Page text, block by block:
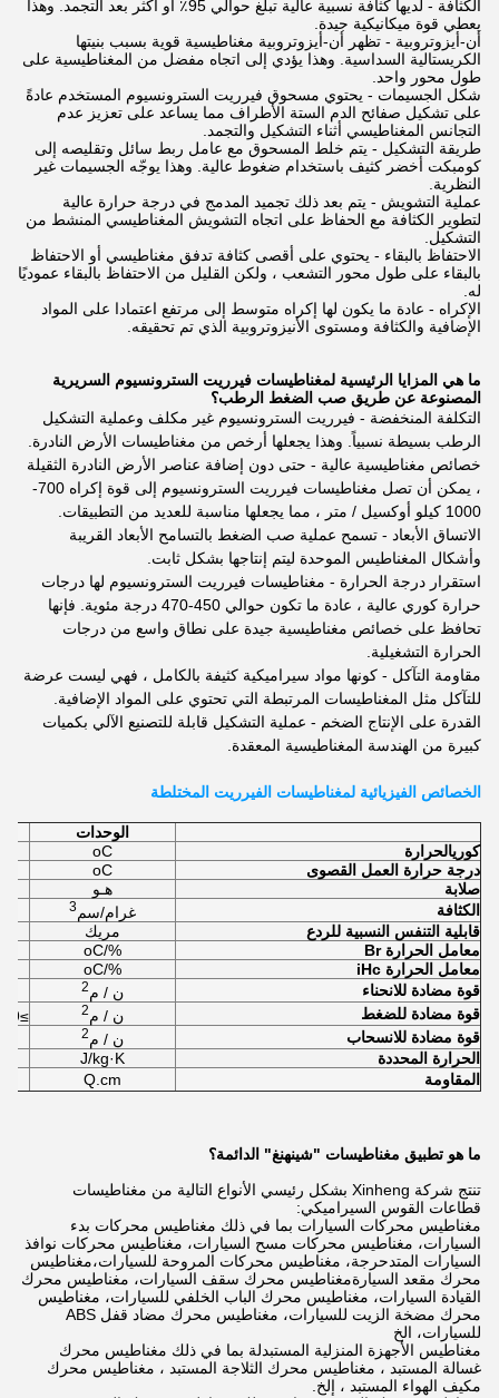
الكثافة - لديها كثافة نسبية عالية تبلغ حوالي 95٪ أو أكثر بعد التجمد. وهذا
يعطي قوة ميكانيكية جيدة.
أن-أيزوتروبية - تظهر أن-أيزوتروبية مغناطيسية قوية بسبب بنيتها
الكريستالية السداسية. وهذا يؤدي إلى اتجاه مفضل من المغناطيسية على
طول محور واحد.
شكل الجسيمات - يحتوي مسحوق فيرريت السترونسيوم المستخدم عادةً
على تشكيل صفائح الدم الستة الأطراف مما يساعد على تعزيز عدم
التجانس المغناطيسي أثناء التشكيل والتجمد.
طريقة التشكيل - يتم خلط المسحوق مع عامل ربط سائل وتقليصه إلى
كومبكت أخضر كثيف باستخدام ضغوط عالية. وهذا يوجّه الجسيمات غير
النظرية.
عملية التشويش - يتم بعد ذلك تجميد المدمج في درجة حرارة عالية
لتطوير الكثافة مع الحفاظ على اتجاه التشويش المغناطيسي المنشط من
التشكيل.
الاحتفاظ بالبقاء - يحتوي على أقصى كثافة تدفق مغناطيسي أو الاحتفاظ
بالبقاء على طول محور التشعب ، ولكن القليل من الاحتفاظ بالبقاء عموديًا
له.
الإكراه - عادة ما يكون لها إكراه متوسط إلى مرتفع اعتمادا على المواد
الإضافية والكثافة ومستوى الأنيزوتروبية الذي تم تحقيقه.
ما هي المزايا الرئيسية لمغناطيسات فيرريت السترونسيوم السريرية
المصنوعة عن طريق صب الضغط الرطب؟
التكلفة المنخفضة - فيرريت السترونسيوم غير مكلف وعملية التشكيل
الرطب بسيطة نسبياً. وهذا يجعلها أرخص من مغناطيسات الأرض النادرة.
خصائص مغناطيسية عالية - حتى دون إضافة عناصر الأرض النادرة الثقيلة
، يمكن أن تصل مغناطيسات فيرريت السترونسيوم إلى قوة إكراه 700-
1000 كيلو أوكسيل / متر ، مما يجعلها مناسبة للعديد من التطبيقات.
الاتساق الأبعاد - تسمح عملية صب الضغط بالتسامح الأبعاد القريبة
وأشكال المغناطيس الموحدة ليتم إنتاجها بشكل ثابت.
استقرار درجة الحرارة - مغناطيسات فيرريت السترونسيوم لها درجات
حرارة كوري عالية ، عادة ما تكون حوالي 450-470 درجة مئوية. فإنها
تحافظ على خصائص مغناطيسية جيدة على نطاق واسع من درجات
الحرارة التشغيلية.
مقاومة التآكل - كونها مواد سيراميكية كثيفة بالكامل ، فهي ليست عرضة
للتآكل مثل المغناطيسات المرتبطة التي تحتوي على المواد الإضافية.
القدرة على الإنتاج الضخم - عملية التشكيل قابلة للتصنيع الآلي بكميات
كبيرة من الهندسة المغناطيسية المعقدة.
الخصائص الفيزيائية لمغناطيسات الفيرريت المختلطة
الوحدات
كوريالحرارة
oC
درجة حرارة العمل القصوى
oC
صلابة
هـو
الكثافة
غرام/سم 3
قابلية التنفس النسبية للردع
مريك
معامل الحرارة Br
%/oC
معامل الحرارة iHc
%/oC
قوة مضادة للانحناء
ن / م2
قوة مضادة للضغط ن / م2
≥6.9×10
قوة مضادة للانسحاب
ن / م2
الحرارة المحددة
J/kg·K
المقاومة
Q.cm
ما هو تطبيق مغناطيسات "شينهنغ" الدائمة؟
تنتج شركة Xinheng بشكل رئيسي الأنواع التالية من مغناطيسات
قطاعات القوس السيراميكي:
مغناطيس محركات السيارات بما في ذلك مغناطيس محركات بدء
السيارات، مغناطيس محركات مسح السيارات، مغناطيس محركات نوافذ
السيارات المتدحرجة، مغناطيس محركات المروحة للسيارات،مغناطيس
محرك مقعد السيارةمغناطيس محرك سقف السيارات، مغناطيس محرك
القيادة السيارات، مغناطيس محرك الباب الخلفي للسيارات، مغناطيس
محرك مضخة الزيت للسيارات، مغناطيس محرك مضاد قفل ABS
للسيارات، الخ
مغناطيس الأجهزة المنزلية المستبدلة بما في ذلك مغناطيس محرك
غسالة المستبد ، مغناطيس محرك الثلاجة المستبد ، مغناطيس محرك
مكيف الهواء المستبد ، إلخ.